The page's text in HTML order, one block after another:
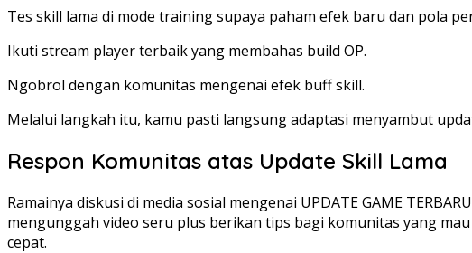
Tes skill lama di mode training supaya paham efek baru dan pola
Ikuti stream player terbaik yang membahas build OP.
Ngobrol dengan komunitas mengenai efek buff skill.
Melalui langkah itu, kamu pasti langsung adaptasi menyambut
Respon Komunitas atas Update Skill Lama
Ramainya diskusi di media sosial mengenai UPDATE GAME
mengunggah video seru plus berikan tips bagi komunitas yang
cepat.